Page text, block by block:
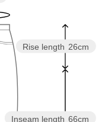
Inseam length 66cm
Rise length 26cm